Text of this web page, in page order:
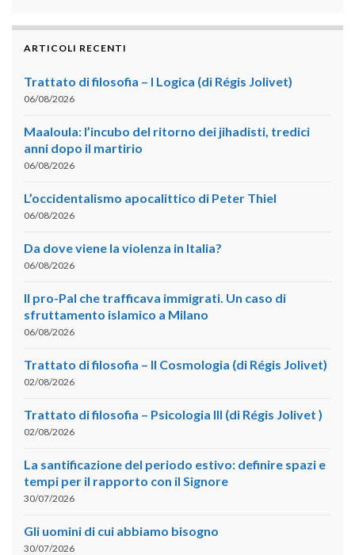
ARTICOLI RECENTI
Trattato di filosofia – I Logica (di Régis Jolivet)
06/08/2026
Maaloula: l’incubo del ritorno dei jihadisti, tredici
anni dopo il martirio
06/08/2026
L’occidentalismo apocalittico di Peter Thiel
06/08/2026
Da dove viene la violenza in Italia?
06/08/2026
Il pro-Pal che trafficava immigrati. Un caso di
sfruttamento islamico a Milano
06/08/2026
Trattato di filosofia – II Cosmologia (di Régis Jolivet)
02/08/2026
Trattato di filosofia – Psicologia III (di Régis Jolivet )
02/08/2026
La santificazione del periodo estivo: definire spazi e
tempi per il rapporto con il Signore
30/07/2026
Gli uomini di cui abbiamo bisogno
30/07/2026